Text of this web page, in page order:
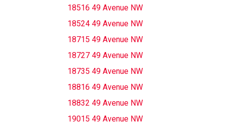
18516 49 Avenue NW
18524 49 Avenue NW
18715 49 Avenue NW
18727 49 Avenue NW
18735 49 Avenue NW
18816 49 Avenue NW
18832 49 Avenue NW
19015 49 Avenue NW